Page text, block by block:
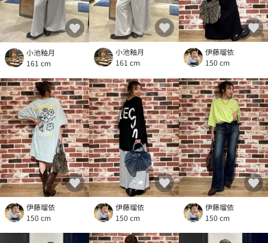
小池釉月
161 cm
小池釉月
161 cm
伊藤瑠依
150 cm
伊藤瑠依
150 cm
伊藤瑠依
150 cm
伊藤瑠依
150 cm